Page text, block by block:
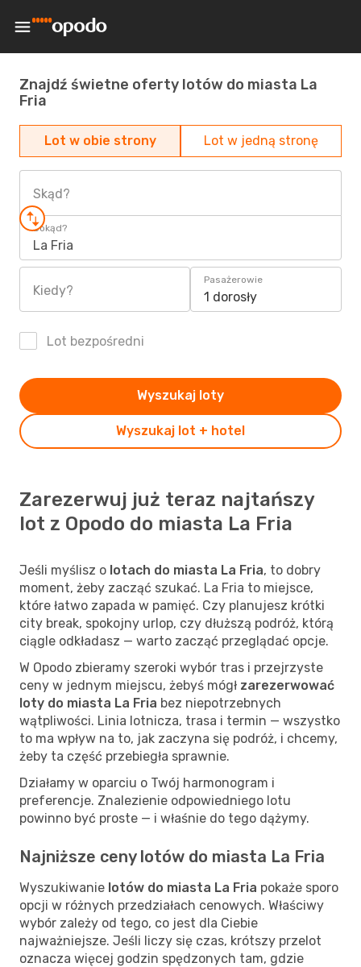
Znajdź świetne oferty lotów do miasta La
Fria
Lot w obie strony Lot w jedną stronę
Skąd?
Dokąd?
La Fria
Kiedy?
Pasażerowie
1 dorosły
Lot bezpośredni
Wyszukaj lot + hotel
Wyszukaj loty
Zarezerwuj już teraz najtańszy
lot z Opodo do miasta La Fria
Jeśli myślisz o lotach do miasta La Fria, to dobry
moment, żeby zacząć szukać. La Fria to miejsce,
które łatwo zapada w pamięć. Czy planujesz krótki
city break, spokojny urlop, czy dłuższą podróż, którą
ciągle odkładasz — warto zacząć przeglądać opcje.
W Opodo zbieramy szeroki wybór tras i przejrzyste
ceny w jednym miejscu, żebyś mógł zarezerwować
loty do miasta La Fria bez niepotrzebnych
wątpliwości. Linia lotnicza, trasa i termin — wszystko
to ma wpływ na to, jak zaczyna się podróż, i chcemy,
żeby ta część przebiegła sprawnie.
Działamy w oparciu o Twój harmonogram i
preferencje. Znalezienie odpowiedniego lotu
powinno być proste — i właśnie do tego dążymy.
Najniższe ceny lotów do miasta La Fria
Wyszukiwanie lotów do miasta La Fria pokaże sporo
opcji w różnych przedziałach cenowych. Właściwy
wybór zależy od tego, co jest dla Ciebie
najważniejsze. Jeśli liczy się czas, krótszy przelot
oznacza więcej godzin spędzonych tam, gdzie